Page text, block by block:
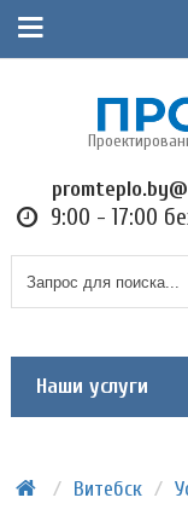
9:00 - 17:00
Наши услуги
/ Витебск /